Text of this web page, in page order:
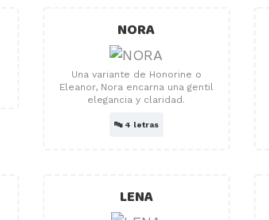
NORA
Una variante de Honorine o
Eleanor, Nora encarna una gentil
elegancia y claridad.
🔤 4 letras
LENA